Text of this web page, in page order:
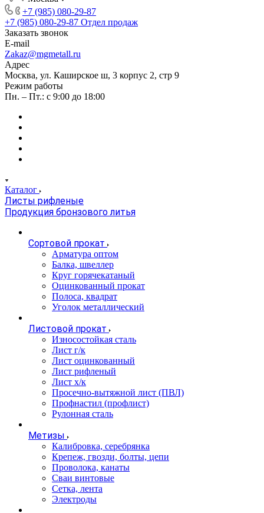
+7 (985) 080-29-87
+7 (985) 080-29-87 Отдел продаж
Заказать звонок
E-mail
Zakaz@mgmetall.ru
Адрес
Москва, ул. Каширское ш, 3 корпус 2, стр 9
Режим работы
Пн. – Пт.: с 9:00 до 18:00
Каталог
Листы рифленые
Продукция бронзового литья
Сортовой прокат
Арматура оптом
Балка, швеллер
Круг горячекатаный
Оцинкованный прокат
Полоса, квадрат
Уголок металлический
Листовой прокат
Износостойкая сталь
Лист г/к
Лист оцинкованный
Лист рифленый
Лист х/к
Просечно-вытяжной лист (ПВЛ)
Профнастил (профлист)
Рулонная сталь
Метизы
Калибровка, серебрянка
Крепеж, гвозди, болты, цепи
Проволока, канаты
Сваи винтовые
Сетка, лента
Электроды